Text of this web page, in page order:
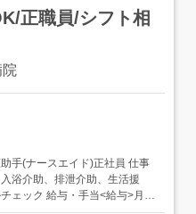
正職員/シフト相
手(ナースエイド)正社員 仕事
浴介助、排泄介助、生活援
ェック 給与・手当<給与>月給
>130,000〜140,000円<手当>